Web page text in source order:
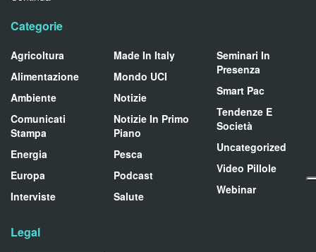
Categorie
Agricoltura
Alimentazione
Ambiente
Comunicati
Stampa
Energia
Europa
Interviste
Made In Italy
Mondo UCI
Notizie
Notizie In Primo
Piano
Pesca
Podcast
Salute
Seminari In
Presenza
Smart Pac
Tendenze E
Società
Uncategorized
Video Pillole
Webinar
Legal